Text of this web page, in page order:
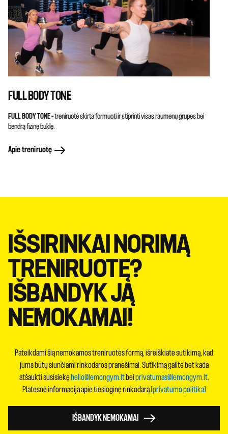
FULL BODY TONE
FULL BODY TONE –treniruotė skirta formuoti ir stiprinti visas raumenų grupes bei
bendrą fizinę būklę.
Apie treniruotę
IŠSIRINKAI NORIMĄ
TRENIRUOTĘ?
IŠBANDYK JĄ
NEMOKAMAI!
Pateikdami šią nemokamos treniruotės formą, išreiškiate sutikimą, kad
jums būtų siunčiami rinkodaros pranešimai. Sutikimą galite bet kada
atšaukti susisiekę hello@lemongym.ltbeiprivatumas@lemongym.lt.
Platesnė informacija apie tiesioginę rinkodarą [privatumo politika]
IŠBANDYK NEMOKAMAI